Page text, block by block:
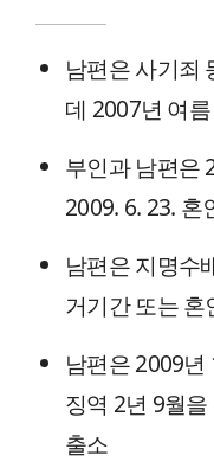
남편은 사기죄
데 2007년 여
부인과 남편은
2009. 6. 23. 혼
남편은 지명수
거기간 또는
남편은 2009년
징역 2년 9월
출소